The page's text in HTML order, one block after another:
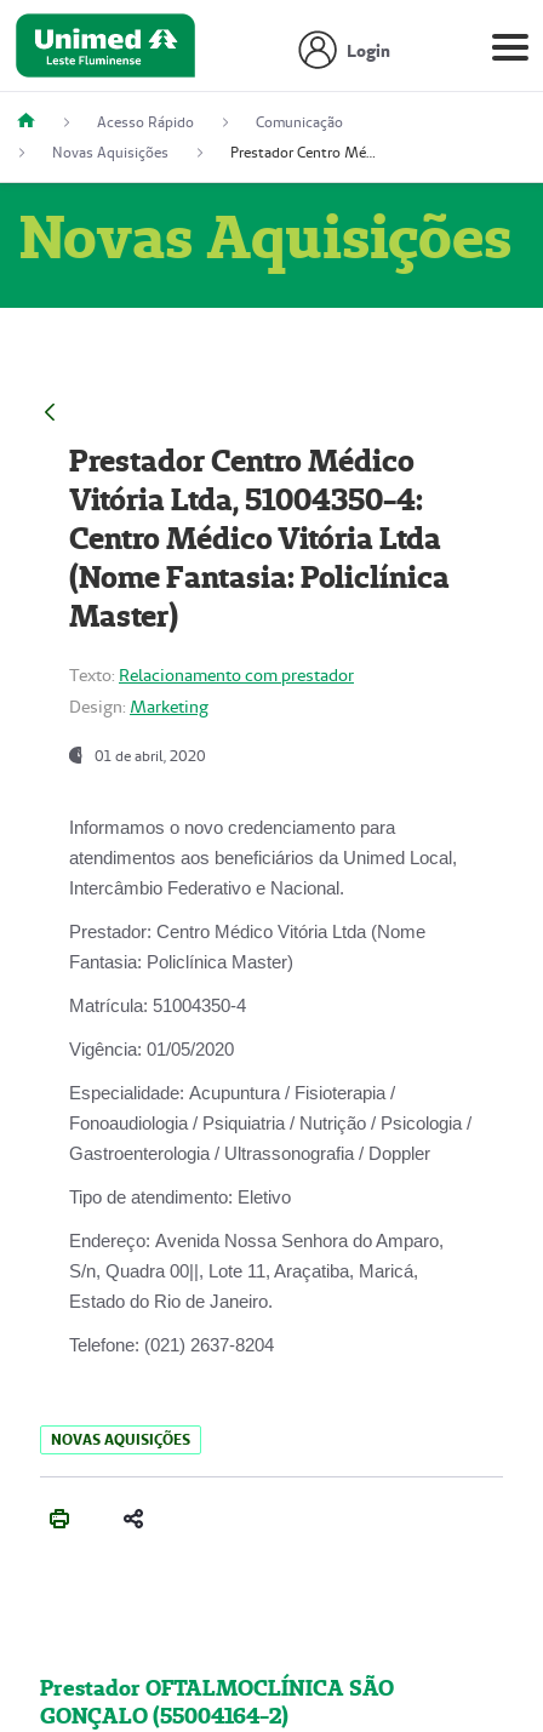
Login
Acesso Rápido
Comunicação
Novas Aquisições
Prestador Centro Médico Vitória Ltda, 51004350-4: Centro Médico Vitória Ltda (Nome Fantasia: Policlínica Master)
Novas Aquisições
Prestador Centro Médico
Vitória Ltda, 51004350-4:
Centro Médico Vitória Ltda
(Nome Fantasia: Policlínica
Master)
Texto: Relacionamento com prestador
Design: Marketing
01 de abril, 2020
Informamos o novo credenciamento para
atendimentos aos beneficiários da Unimed Local,
Intercâmbio Federativo e Nacional.
Prestador: Centro Médico Vitória Ltda (Nome
Fantasia: Policlínica Master)
Matrícula: 51004350-4
Vigência: 01/05/2020
Especialidade: Acupuntura / Fisioterapia /
Fonoaudiologia / Psiquiatria / Nutrição / Psicologia /
Gastroenterologia / Ultrassonografia / Doppler
Tipo de atendimento: Eletivo
Endereço: Avenida Nossa Senhora do Amparo,
S/n, Quadra 00||, Lote 11, Araçatiba, Maricá,
Estado do Rio de Janeiro.
Telefone: (021) 2637-8204
NOVAS AQUISIÇÕES
Prestador OFTALMOCLÍNICA SÃO
GONÇALO (55004164-2)